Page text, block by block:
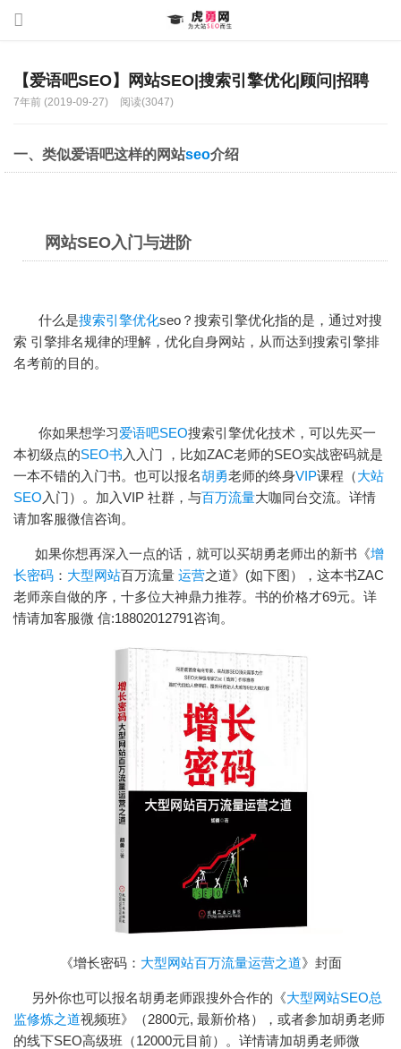
【爱语吧SEO】网站SEO|搜索引擎优化|顾问|招聘
7年前 (2019-09-27) 阅读(3047)
一、类似爱语吧这样的网站seo介绍
网站SEO入门与进阶
什么是搜索引擎优化seo？搜索引擎优化指的是，通过对搜
索 引擎排名规律的理解，优化自身网站，从而达到搜索引擎排
名考前的目的。
你如果想学习爱语吧SEO搜索引擎优化技术，可以先买一
本初级点的SEO书 入入门 ，比如ZAC老师的SEO实战密码就是
一本不错的入门书。也可以报名胡勇老师的终身VIP课程（大站
SEO 入门）。加入VIP 社群，与百万流量大咖同台交流。详情
请加客服微信咨询。
如果你想再深入一点的话，就可以买胡勇老师出的新书《增
长密码 ： 大型网站百万流量 运营之道》(如下图），这本书ZAC
老师亲自做的序，十多位大神鼎力推荐。书的价格才69元。详
情请加客服微 信:18802012791咨询。
《增长密码： 大型网站百万流量运营之道》封面
另外你也可以报名胡勇老师跟搜外合作的《大型网站SEO总
监修炼之道视频班》（2800元, 最新价格），或者参加胡勇老师
的线下SEO高级班（12000元目前）。详情请加胡勇老师微